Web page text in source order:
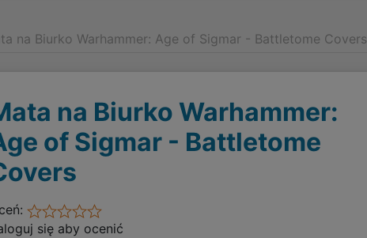
na Biurko Warhammer: Age of Sigmar - Battletome Covers
na Biurko Warhammer:
of Sigmar - Battletome
się aby ocenić